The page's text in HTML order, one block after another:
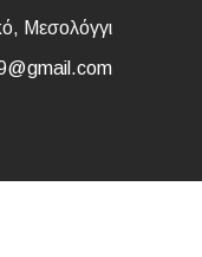
Μεσολόγγι